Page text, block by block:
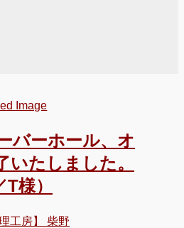
バーホール、オ
いたしました。
様）
工房】 柴野